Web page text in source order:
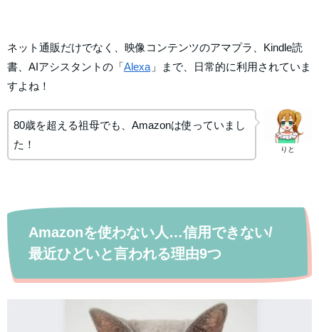
ネット通販だけでなく、映像コンテンツのアマプラ、Kindle読
書、AIアシスタントの「Alexa 」まで、日常的に利用されていま
すよね！
りと
80歳を超える祖母でも、Amazonは使っていまし
た！
Amazonを使わない人…信用できない/
最近ひどいと言われる理由9つ